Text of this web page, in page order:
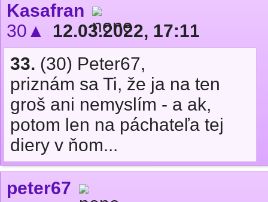
Kasafran
30▲
12.03.2022, 17:11
33. (30) Peter67,
priznám sa Ti, že ja na ten
groš ani nemyslím - a ak,
potom len na páchateľa tej
diery v ňom...
peter67